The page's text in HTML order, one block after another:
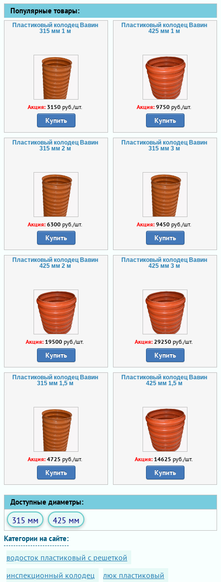
Популярные товары:
Пластиковый колодец Вавин
315 мм 1 м
Акция: 3150руб./шт.
Купить
Пластиковый колодец Вавин
425 мм 1 м
Акция: 9750руб./шт.
Купить
Пластиковый колодец Вавин
315 мм 2 м
Акция: 6300руб./шт.
Купить
Пластиковый колодец Вавин
315 мм 3 м
Акция: 9450руб./шт.
Купить
Пластиковый колодец Вавин
425 мм 2 м
Акция: 19500 руб./шт.
Купить
Пластиковый колодец Вавин
425 мм 3 м
Акция: 29250 руб./шт.
Купить
Пластиковый колодец Вавин
315 мм 1,5 м
Акция: 4725 руб./шт.
Купить
Пластиковый колодец Вавин
425 мм 1,5 м
Акция: 14625 руб./шт.
Купить
Доступные диаметры:
315 мм 425 мм
Категории на сайте:
водосток пластиковый с решеткой
инспекционный колодец
люк пластиковый